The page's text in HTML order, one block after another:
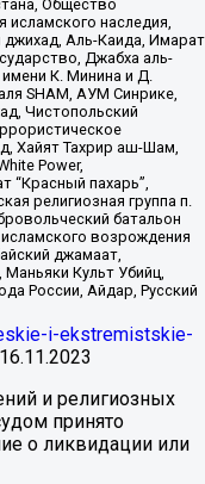
Общество
наследия,
Аль-Каида, Имарат
Джабха аль-
К. Минина и Д.
SHAM, АУМ Синрике,
Чистопольский
Хайят Тахрир аш-Шам,
Power,
“Красный пахарь”,
религиозная группа п.
батальон
возрождения
джамаат,
Культ Убийц,
России, Айдар, Русский
i-ekstremistskie-
16.11.2023
и религиозных
принято
о ликвидации или